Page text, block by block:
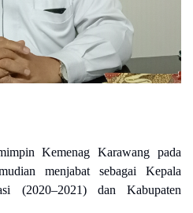
Kemenag Karawang pada
menjabat sebagai Kepala
(2020–2021) dan Kabupaten